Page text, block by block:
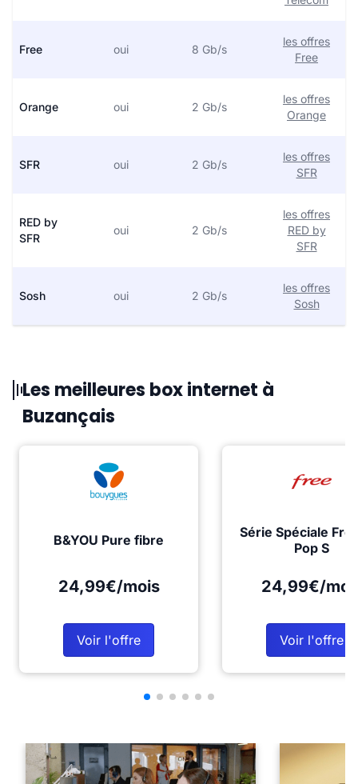
Free oui 8 Gb/s
les offres
Free
Orange oui 2 Gb/s
les offres
Orange
SFR oui 2 Gb/s
les offres
SFR
RED by
SFR
oui 2 Gb/s
les offres
RED by
SFR
Sosh oui 2 Gb/s
les offres
Sosh
Les meilleures box internet à
Buzançais
B&YOU Pure fibre
24,99€/mois
Voir l'offre
Série Spéciale
Pop S
24,99€/
Voir l'offre